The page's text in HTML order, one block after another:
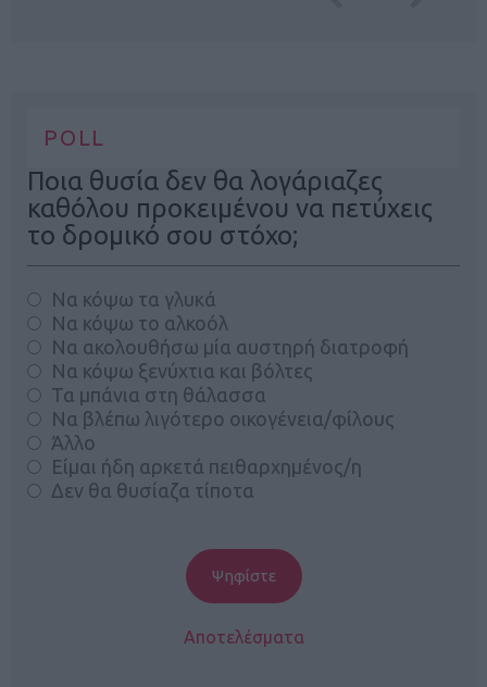
POLL
Ποια θυσία δεν θα λογάριαζες
καθόλου προκειμένου να πετύχεις
το δρομικό σου στόχο;
Να κόψω τα γλυκά
Να κόψω το αλκοόλ
Να ακολουθήσω μία αυστηρή διατροφή
Να κόψω ξενύχτια και βόλτες
Τα μπάνια στη θάλασσα
Να βλέπω λιγότερο οικογένεια/φίλους
Άλλο
Είμαι ήδη αρκετά πειθαρχημένος/η
Δεν θα θυσίαζα τίποτα
Αποτελέσματα